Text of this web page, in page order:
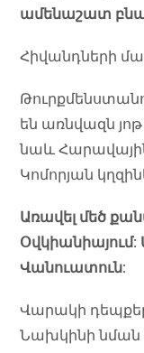
ամենաշատ
Հիվանդների
են առնվազն
նաև Հարավային
Կոմորյան
Առավել մեծ
Օվկիանիայում:
Վանուատուն:
Վարակի դեպքեր
Նախկինի նման